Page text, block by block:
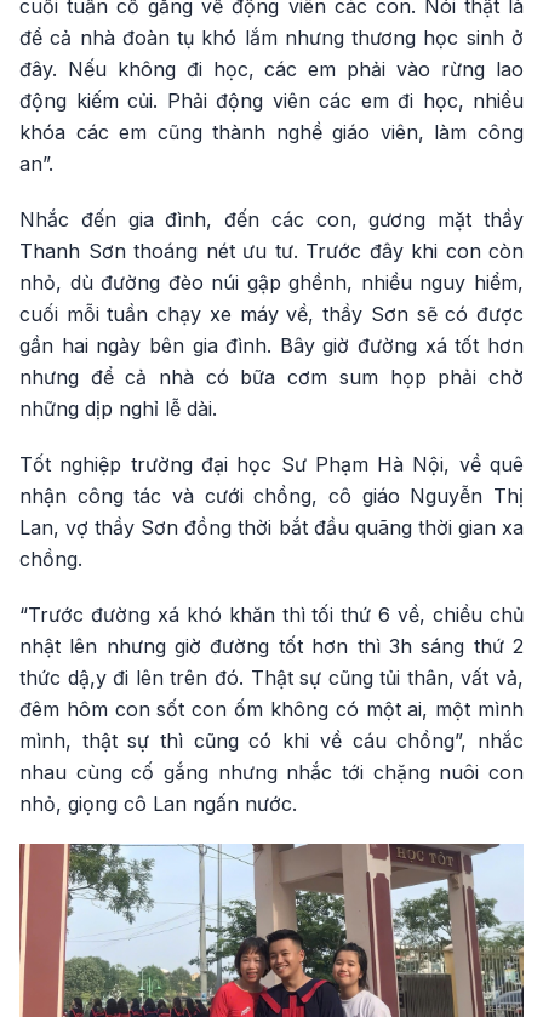
cuối tuần cố gắng về động viên các con. Nói thật là
để cả nhà đoàn tụ khó lắm nhưng thương học sinh ở
đây. Nếu không đi học, các em phải vào rừng lao
động kiếm củi. Phải động viên các em đi học, nhiều
khóa các em cũng thành nghề giáo viên, làm công
an”.
Nhắc đến gia đình, đến các con, gương mặt thầy
Thanh Sơn thoáng nét ưu tư. Trước đây khi con còn
nhỏ, dù đường đèo núi gập ghềnh, nhiều nguy hiểm,
cuối mỗi tuần chạy xe máy về, thầy Sơn sẽ có được
gần hai ngày bên gia đình. Bây giờ đường xá tốt hơn
nhưng để cả nhà có bữa cơm sum họp phải chờ
những dịp nghỉ lễ dài.
Tốt nghiệp trường đại học Sư Phạm Hà Nội, về quê
nhận công tác và cưới chồng, cô giáo Nguyễn Thị
Lan, vợ thầy Sơn đồng thời bắt đầu quãng thời gian xa
chồng.
“Trước đường xá khó khăn thì tối thứ 6 về, chiều chủ
nhật lên nhưng giờ đường tốt hơn thì 3h sáng thứ 2
thức dậ,y đi lên trên đó. Thật sự cũng tủi thân, vất vả,
đêm hôm con sốt con ốm không có một ai, một mình
mình, thật sự thì cũng có khi về cáu chồng”, nhắc
nhau cùng cố gắng nhưng nhắc tới chặng nuôi con
nhỏ, giọng cô Lan ngấn nước.